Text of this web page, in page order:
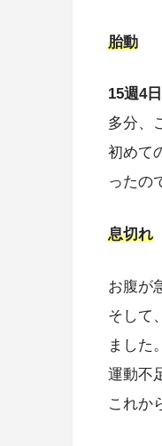
胎動
15週4日
多分、
初めて
ったの
息切れ
お腹が
そして
ました。
運動不
これか